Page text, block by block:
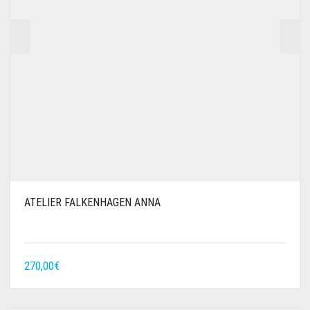
ATELIER FALKENHAGEN ANNA
270,00€